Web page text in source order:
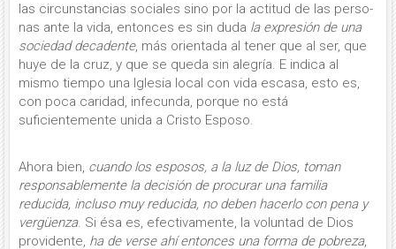
las circunstancias sociales sino por la actitud de las perso­
nas ante la vida, entonces es sin duda la expresión de una
sociedad decadente, más orientada al tener que al ser, que
huye de la cruz, y que se queda sin alegría. E indica al
mismo tiempo una Iglesia local con vida escasa, esto es,
con poca caridad, infe­cunda, porque no está
suficientemente unida a Cristo Es­poso.
Ahora bien, cuando los esposos, a la luz de Dios, toman
responsablemente la decisión de procurar una familia
reducida, incluso muy reducida, no deben hacerlo con pena y
vergüenza. Si ésa es, efectiva­mente, la voluntad de Dios
providente, ha de verse ahí entonces una forma de pobreza,